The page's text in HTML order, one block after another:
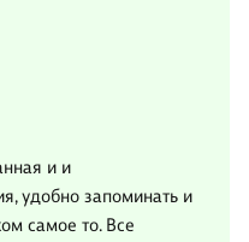
и и
удобно запоминать и
самое то. Все